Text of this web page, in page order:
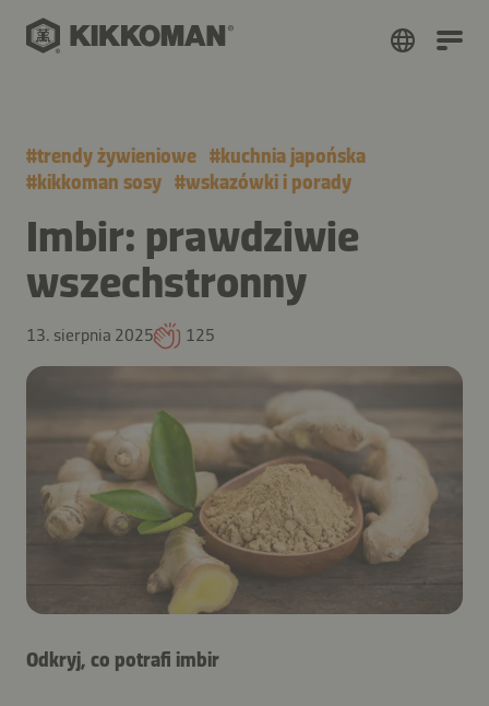
#trendy żywieniowe #kuchnia japońska
#kikkoman sosy #wskazówki i porady
Imbir: prawdziwie
wszechstronny
13. sierpnia 2025 125
Odkryj, co potrafi imbir